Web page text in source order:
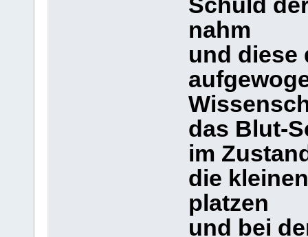
Schuld
nahm
und diese
das Blut-
im
die
platzen
und bei